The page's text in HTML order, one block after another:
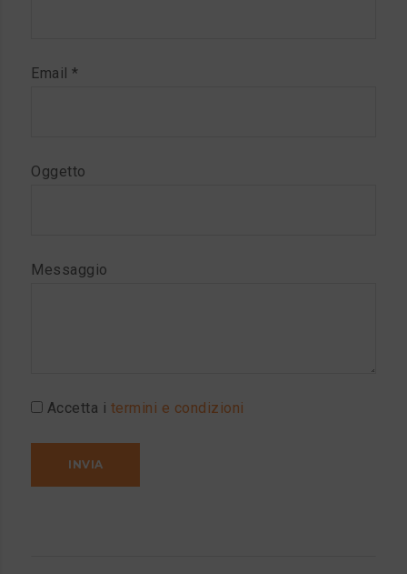
Email *
Oggetto
Messaggio
Accetta i termini e condizioni